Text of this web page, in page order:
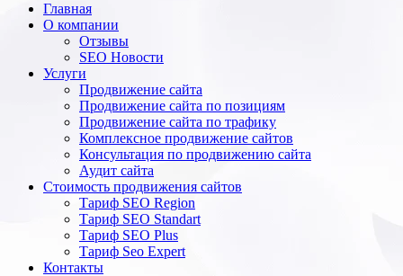
Главная
О компании
Отзывы
SEO Новости
Услуги
Продвижение сайта
Продвижение сайта по позициям
Продвижение сайта по трафику
Комплексное продвижение сайтов
Консультация по продвижению сайта
Аудит сайта
Стоимость продвижения сайтов
Тариф SEO Region
Тариф SEO Standart
Тариф SEO Plus
Тариф Seo Expert
Контакты